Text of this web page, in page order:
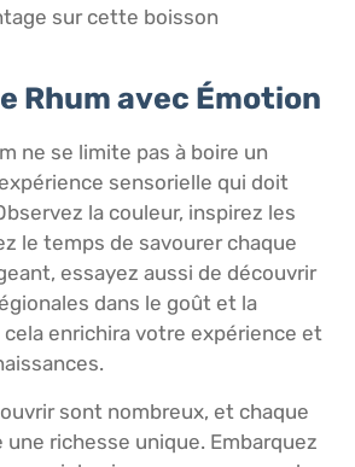
sur cette boisson
Rhum avec Émotion
ne se limite pas à boire un
sensorielle qui doit
la couleur, inspirez les
le temps de savourer chaque
essayez aussi de découvrir
dans le goût et la
enrichira votre expérience et
sont nombreux, et chaque
richesse unique. Embarquez